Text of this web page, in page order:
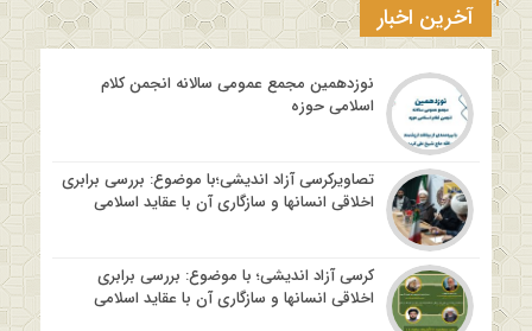
آخرین اخبار
نوزدهمین مجمع عمومی سالانه انجمن کلام
اسلامی حوزه
تصاویرکرسی آزاد اندیشی؛با موضوع: بررسی برابری
اخلاقی انسانها و سازگاری آن با عقاید اسلامی
کرسی آزاد اندیشی؛ با موضوع: بررسی برابری
اخلاقی انسانها و سازگاری آن با عقاید اسلامی